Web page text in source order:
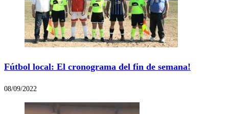
Fútbol local: El cronograma del fin de semana!
08/09/2022